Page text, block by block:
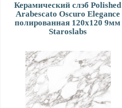
Керамический слэб Polished
Arabescato Oscuro Elegance
полированная 120x120 9мм
Staroslabs